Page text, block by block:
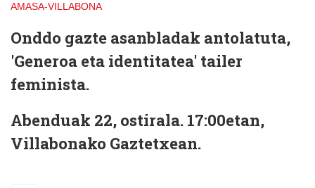
AMASA-VILLABONA
Onddo gazte asanbladak antolatuta,
'Generoa eta identitatea' tailer
feminista.
Abenduak 22, ostirala. 17:00etan,
Villabonako Gaztetxean.